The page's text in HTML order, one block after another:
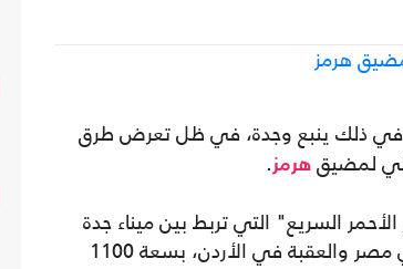
هرمز
في ذلك ينبع وجدة، في ظل تعرض طرق
لمضيق هرمز .
السريع" التي تربط بين ميناء جدة
وميناء الملك فهد الصناعي في ينبع وميناءي العين السخنة في مصر والعقبة في الأردن، بسعة 1100